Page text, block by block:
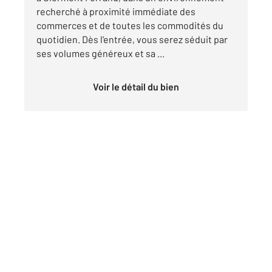
recherché à proximité immédiate des
commerces et de toutes les commodités du
quotidien. Dès l'entrée, vous serez séduit par
ses volumes généreux et sa ...
Voir le détail du bien